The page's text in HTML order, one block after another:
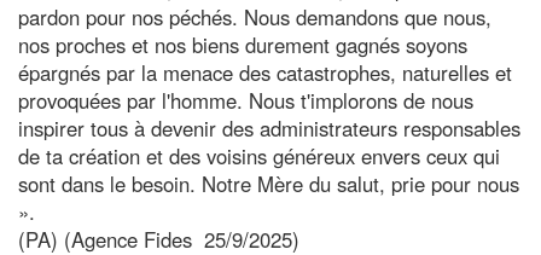
pardon pour nos péchés. Nous demandons que nous,
nos proches et nos biens durement gagnés soyons
épargnés par la menace des catastrophes, naturelles et
provoquées par l'homme. Nous t'implorons de nous
inspirer tous à devenir des administrateurs responsables
de ta création et des voisins généreux envers ceux qui
sont dans le besoin. Notre Mère du salut, prie pour nous
».
(PA) (Agence Fides 25/9/2025)